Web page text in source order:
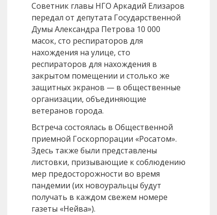
Советник главы НГО Аркадий Елизаров
передал от депутата Государственной
Думы Александра Петрова 10 000
масок, сто респираторов для
нахождения на улице, сто
респираторов для нахождения в
закрытом помещении и столько же
защитных экранов — в общественные
организации, объединяющие
ветеранов города.
Встреча состоялась в Общественной
приемной Госкорпорации «Росатом».
Здесь также были представлены
листовки, призывающие к соблюдению
мер предосторожности во время
пандемии (их новоуральцы будут
получать в каждом свежем номере
газеты «Нейва»).